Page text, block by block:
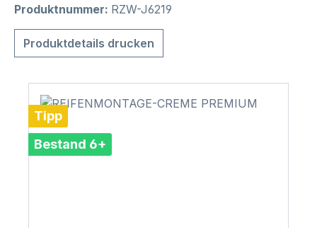
Produktnummer: RZW-J6219
Produktdetails drucken
Tipp
Bestand 6+